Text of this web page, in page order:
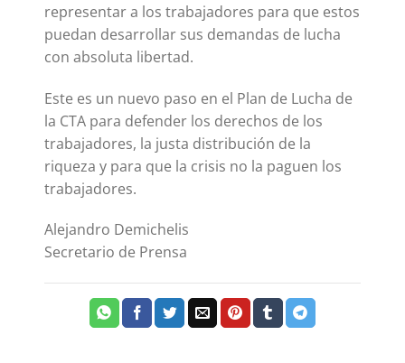
representar a los trabajadores para que estos
puedan desarrollar sus demandas de lucha
con absoluta libertad.
Este es un nuevo paso en el Plan de Lucha de
la CTA para defender los derechos de los
trabajadores, la justa distribución de la
riqueza y para que la crisis no la paguen los
trabajadores.
Alejandro Demichelis
Secretario de Prensa